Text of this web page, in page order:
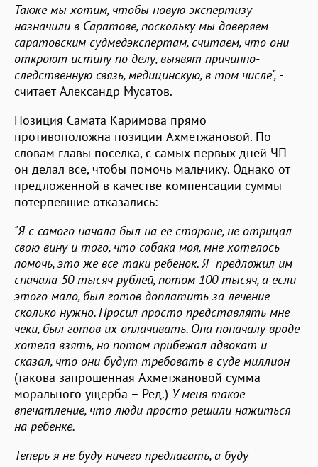
Также мы хотим, чтобы новую экспертизу
назначили в Саратове, поскольку мы доверяем
саратовским судмедэкспертам, считаем, что они
откроют истину по делу, выявят причинно-
следственную связь, медицинскую, в том числе", -
считает Александр Мусатов.
Позиция Самата Каримова прямо
противоположна позиции Ахметжановой. По
словам главы поселка, с самых первых дней ЧП
он делал все, чтобы помочь мальчику. Однако от
предложенной в качестве компенсации суммы
потерпевшие отказались:
"Я с самого начала был на ее стороне, не отрицал
свою вину и того, что собака моя, мне хотелось
помочь, это же все-таки ребенок. Я предложил им
сначала 50 тысяч рублей, потом 100 тысяч, а если
этого мало, был готов доплатить за лечение
сколько нужно. Просил просто представлять мне
чеки, был готов их оплачивать. Она поначалу вроде
хотела взять, но потом прибежал адвокат и
сказал, что они будут требовать в суде миллион
(такова запрошенная Ахметжановой сумма
морального ущерба – Ред.) У меня такое
впечатление, что люди просто решили нажиться
на ребенке.
Теперь я не буду ничего предлагать, а буду